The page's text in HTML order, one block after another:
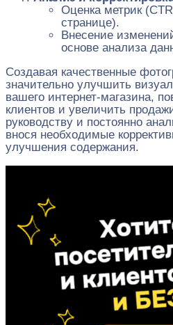
Оценка метрик
странице).
Внесение
основе анализа
Создавая качественные
значительно улучшить
вашего интернет-магазина,
клиентов и увеличить
руководству и постоянно
внося необходимые
улучшения содержания.